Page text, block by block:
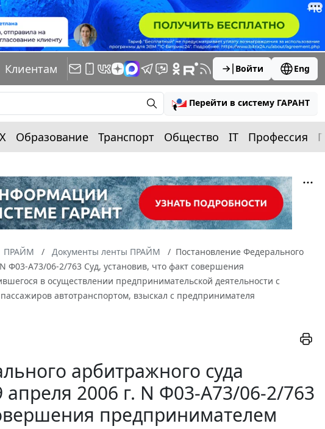
Клиентам Войти Eng
Перейти в систему ГАРАНТ
Образование Транспорт Общество IT Профессия
ПРАЙМ Документы ленты ПРАЙМ
Постановление Федерального
Ф03-А73/06-2/763 Суд, установив, что факт совершения
в осуществлении предпринимательской деятельности с
автотранспортом, взыскал с предпринимателя
арбитражного суда
апреля 2006 г. N Ф03-А73/06-2/763
предпринимателем